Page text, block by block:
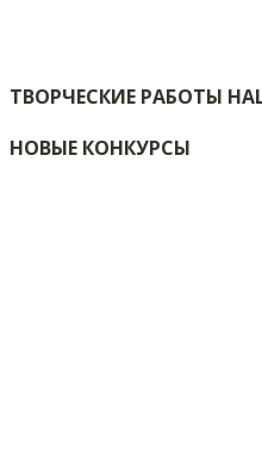
ТВОРЧЕСКИЕ РАБОТЫ
НОВЫЕ КОНКУРСЫ